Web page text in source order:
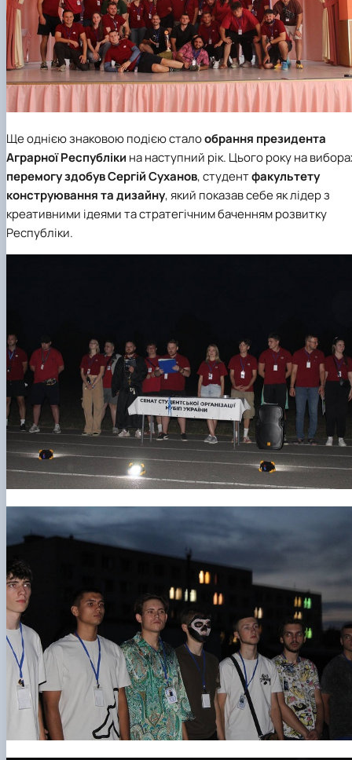
Ще однією знаковою подією сталообрання президента
Аграрної Республіки на наступний рік. Цього року на
перемогу здобувСергій Суханов, студентфакультету
конструювання та дизайну, який показав себе як лідер з
креативними ідеями та стратегічним баченням розвитку
Республіки.